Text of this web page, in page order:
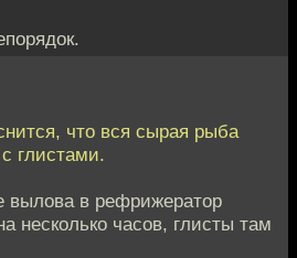
что вся сырая рыба
глистами.
вылова в рефрижератор
несколько часов, глисты там